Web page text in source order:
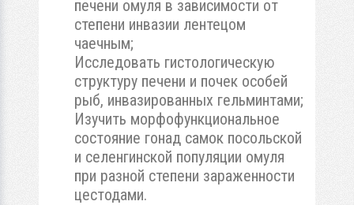
печени омуля в зависимости от
степени инвазии лентецом
чаечным;
Исследовать гистологическую
структуру печени и почек особей
рыб, инвазированных гельминтами;
Изучить морфофункциональное
состояние гонад самок посольской
и селенгинской популяции омуля
при разной степени зараженности
цестодами.